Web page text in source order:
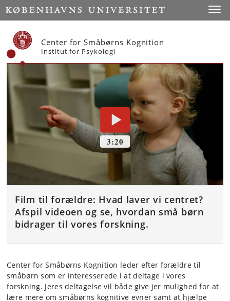
Start
Center for Småbørns Kognition
Institut for Psykologi
Film til forældre: Hvad laver vi centret?
Afspil videoen og se, hvordan små børn
bidrager til vores forskning.
Center for Småbørns Kognition leder efter forældre til
småbørn som er interesserede i at deltage i vores
forskning. Jeres deltagelse vil både give jer mulighed for at
lære mere om småbørns kognitive evner samt at hjælpe